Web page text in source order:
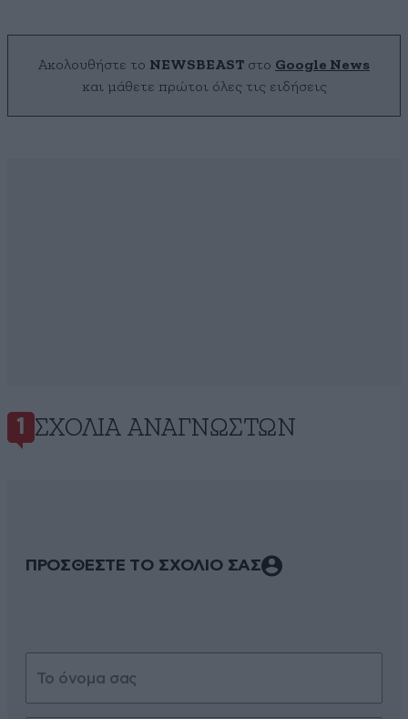
Ακολουθήστε το NEWSBEAST στο Google News
και μάθετε πρώτοι όλες τις ειδήσεις
1 ΣΧΌΛΙΑ ΑΝΑΓΝΩΣΤΏΝ
ΠΡΟΣΘΕΣΤΕ ΤΟ ΣΧΟΛΙΟ ΣΑΣ